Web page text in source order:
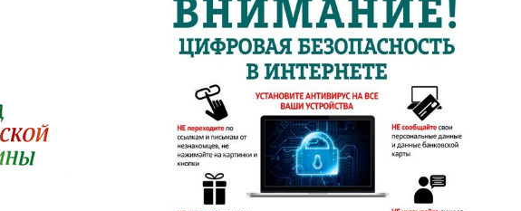
8 (0236) 25-
8 (0152)
8 (0152) 39-